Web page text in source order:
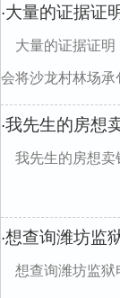
·大量的证据证
大量的证据证明
会将沙龙村林场承
·我先生的房想
我先生的房想
·想查询潍坊监
想查询潍坊监狱